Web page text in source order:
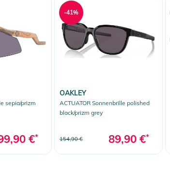
sepia/prizm
€*
OAKLEY
ACTUATOR Sonnenbrille polished
black/prizm grey
154,90 € 89,90 €*
-41%